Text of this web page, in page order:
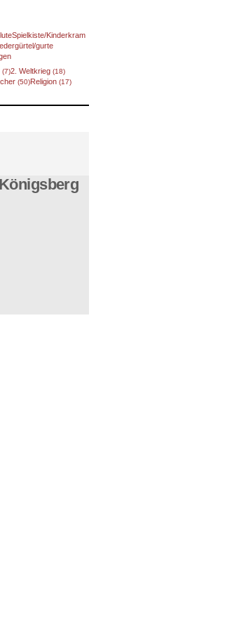
Spielkiste/Kinderkram
gurte
(7)2. Weltkrieg (18)
(50)Religion (17)